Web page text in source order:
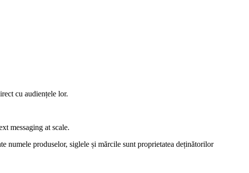
cu audiențele lor.
messaging at scale.
numele produselor, siglele și mărcile sunt proprietatea deținătorilor